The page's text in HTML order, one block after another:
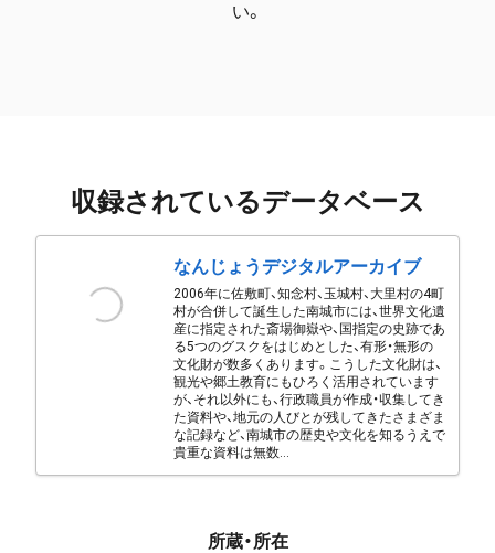
い。
収録されているデータベース
なんじょうデジタルアーカイブ
2006年に佐敷町、知念村、玉城村、大里村の4町
村が合併して誕生した南城市には、世界文化遺
産に指定された斎場御嶽や、国指定の史跡であ
る5つのグスクをはじめとした、有形・無形の
文化財が数多くあります。こうした文化財は、
観光や郷土教育にもひろく活用されています
が、それ以外にも、行政職員が作成・収集してき
た資料や、地元の人びとが残してきたさまざま
な記録など、南城市の歴史や文化を知るうえで
貴重な資料は無数...
所蔵・所在